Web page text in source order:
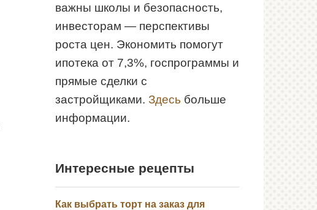
важны школы и безопасность,
инвесторам — перспективы
роста цен. Экономить помогут
ипотека от 7,3%, госпрограммы и
прямые сделки с
застройщиками. Здесь больше
информации.
Интересные рецепты
Как выбрать торт на заказ для